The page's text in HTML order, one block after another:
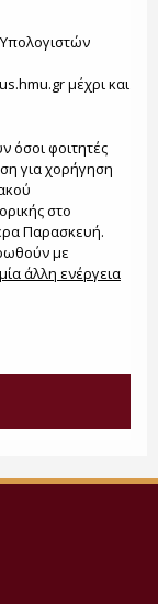
μέχρι και
όσοι φοιτητές
για χορήγηση
στο
Παρασκευή.
με
άλλη ενέργεια